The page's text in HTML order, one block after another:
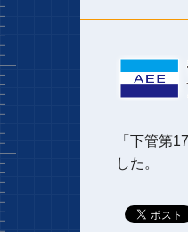
「 下管第
した。